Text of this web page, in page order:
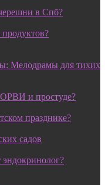
в Спб?
Мелодрамы для тихих
и простуде?
празднике?
садов